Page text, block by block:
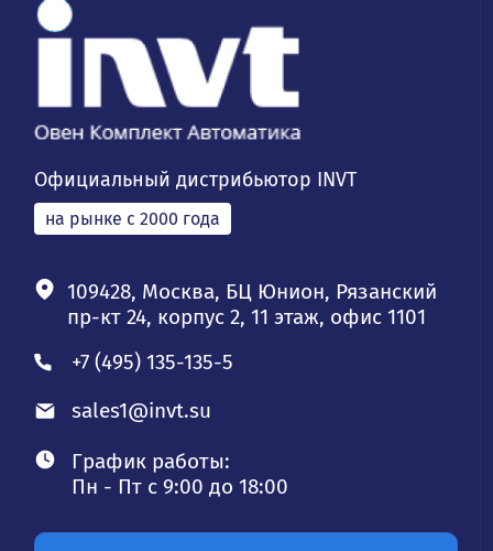
Официальный дистрибьютор INVT
на рынке с 2000 года
109428, Москва, БЦ Юнион, Рязанский
пр-кт 24, корпус 2, 11 этаж, офис 1101
+7 (495) 135-135-5
sales1@invt.su
График работы:
Пн - Пт с 9:00 до 18:00